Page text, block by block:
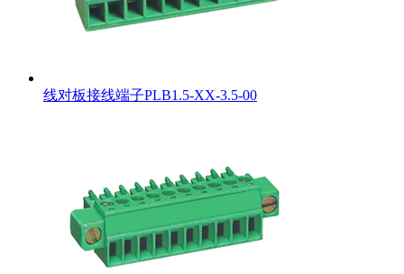
线对板接线端子PLB1.5-XX-3.5-00